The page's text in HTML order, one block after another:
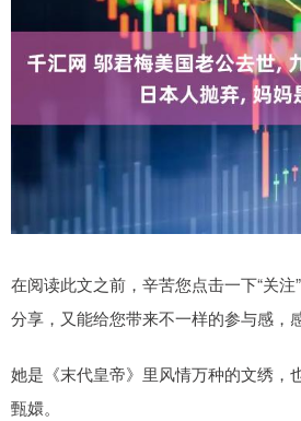
在阅读此文之前，辛苦您点击一下“关
分享，又能给您带来不一样的参与感，
她是《末代皇帝》里风情万种的文绣，
甄嬛。